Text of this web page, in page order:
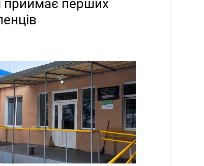
приймає перших